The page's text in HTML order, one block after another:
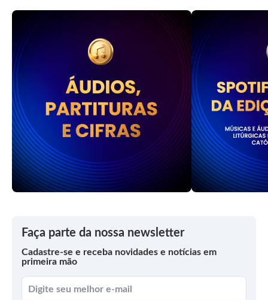
Faça parte da nossa newsletter
Cadastre-se e receba novidades e notícias em
primeira mão